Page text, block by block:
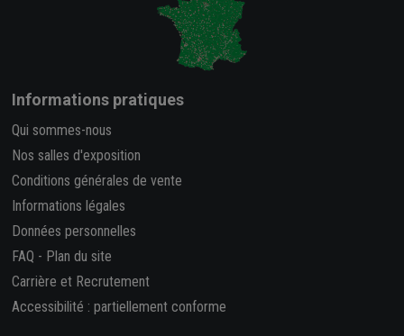
Informations pratiques
Qui sommes-nous
Nos salles d'exposition
Conditions générales de vente
Informations légales
Données personnelles
FAQ - Plan du site
Carrière et Recrutement
Accessibilité : partiellement conforme